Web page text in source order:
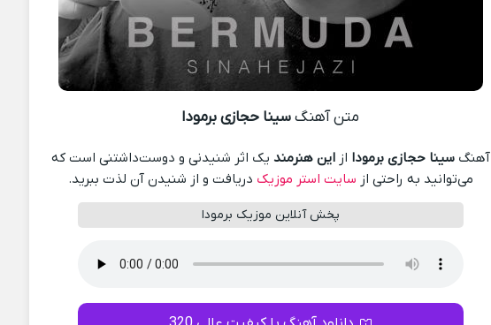
متن آهنگسینا حجازی برمودا
آهنگسینا حجازی برمودا ازاین هنرمند یک اثر شنیدنی و دوست‌داشتنی است که
می‌توانید به راحتی از سایت استر موزیک دریافت و از شنیدن آن لذت ببرید.
پخش آنلاین موزیک برمودا